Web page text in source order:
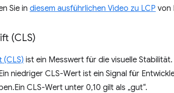
Sie in diesem ausführlichen Video zu LCP von
(CLS)
(CLS) ist ein Messwert für die visuelle
niedriger CLS-Wert ist ein Signal für
CLS-Wert unter 0,10 gilt als „gut“.